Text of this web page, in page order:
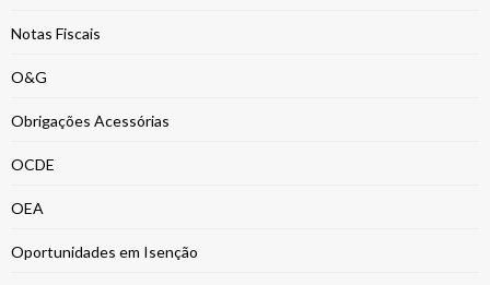
Notas Fiscais
O&G
Obrigações Acessórias
OCDE
OEA
Oportunidades em Isenção